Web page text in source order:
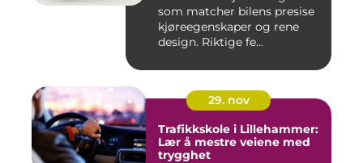
som matcher bilens presise
kjøreegenskaper og rene
design. Riktige fe...
29. nov
Trafikkskole i Lillehammer:
Lær å mestre veiene med
trygghet